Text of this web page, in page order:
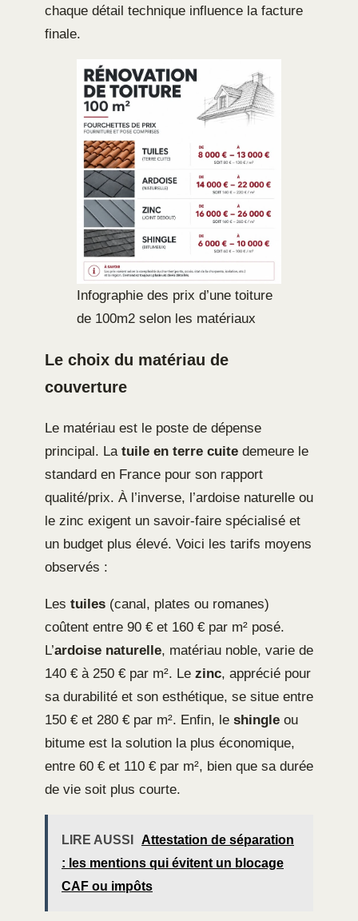
chaque détail technique influence la facture
finale.
Infographie des prix d’une toiture
de 100m2 selon les matériaux
Le choix du matériau de
couverture
Le matériau est le poste de dépense
principal. La tuile en terre cuite demeure le
standard en France pour son rapport
qualité/prix. À l’inverse, l’ardoise naturelle ou
le zinc exigent un savoir-faire spécialisé et
un budget plus élevé. Voici les tarifs moyens
observés :
Les tuiles (canal, plates ou romanes)
coûtent entre 90 € et 160 € par m² posé.
L’ardoise naturelle, matériau noble, varie de
140 € à 250 € par m². Le zinc, apprécié pour
sa durabilité et son esthétique, se situe entre
150 € et 280 € par m². Enfin, le shingle ou
bitume est la solution la plus économique,
entre 60 € et 110 € par m², bien que sa durée
de vie soit plus courte.
LIRE AUSSI
Attestation de séparation
: les mentions qui évitent un blocage
CAF ou impôts